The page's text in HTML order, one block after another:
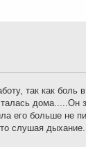
так как боль
дома.....Он
его больше не
слушая